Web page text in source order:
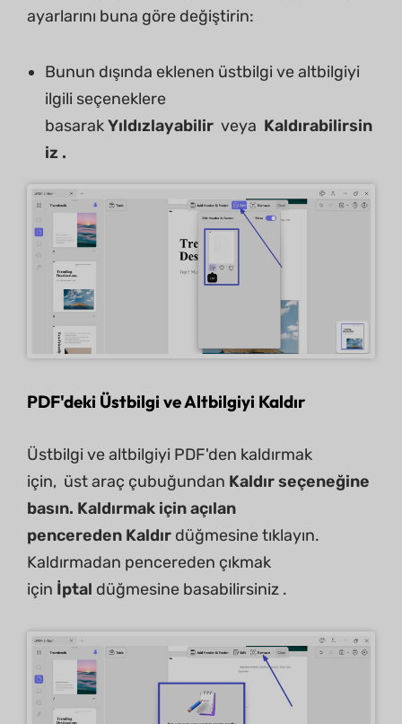
ayarlarını buna göre değiştirin:
Bunun dışında eklenen üstbilgi ve altbilgiyi
ilgili seçeneklere
basarakYıldızlayabilir veya Kaldırabilirsin
iz .
PDF'deki Üstbilgi ve Altbilgiyi Kaldır
Üstbilgi ve altbilgiyi PDF'den kaldırmak
için, üst araç çubuğundan Kaldır seçeneğine
basın. Kaldırmak için açılan
pencereden Kaldır düğmesine tıklayın.
Kaldırmadan pencereden çıkmak
için İptal düğmesine basabilirsiniz .